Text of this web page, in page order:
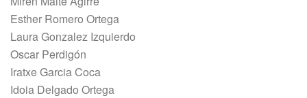
Esther Romero Ortega
Laura Gonzalez Izquierdo
Oscar Perdigón
Iratxe Garcia Coca
Idoia Delgado Ortega